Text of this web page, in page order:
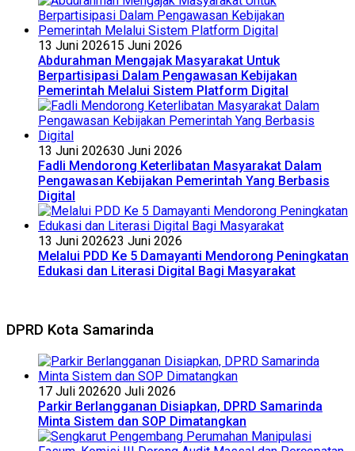
13 Juni 202615 Juni 2026
Abdurahman Mengajak Masyarakat Untuk
Berpartisipasi Dalam Pengawasan Kebijakan
Pemerintah Melalui Sistem Platform Digital
13 Juni 202630 Juni 2026
Fadli Mendorong Keterlibatan Masyarakat Dalam
Pengawasan Kebijakan Pemerintah Yang Berbasis
Digital
13 Juni 202623 Juni 2026
Melalui PDD Ke 5 Damayanti Mendorong Peningkatan
Edukasi dan Literasi Digital Bagi Masyarakat
DPRD Kota Samarinda
17 Juli 202620 Juli 2026
Parkir Berlangganan Disiapkan, DPRD Samarinda
Minta Sistem dan SOP Dimatangkan